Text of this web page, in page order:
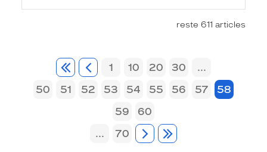
reste 611 articles
1 10 20 30
...
50
51 52 53 54 55 56 57
58
59
60
...
70